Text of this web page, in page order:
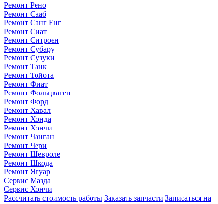
Ремонт Рено
Ремонт Сааб
Ремонт Санг Енг
Ремонт Сиат
Ремонт Ситроен
Ремонт Субару
Ремонт Сузуки
Ремонт Танк
Ремонт Тойота
Ремонт Фиат
Ремонт Фольцваген
Ремонт Форд
Ремонт Хавал
Ремонт Хонда
Ремонт Хончи
Ремонт Чанган
Ремонт Чери
Ремонт Шевроле
Ремонт Шкода
Ремонт Ягуар
Сервис Мазда
Сервис Хончи
Рассчитать стоимость работы Заказать запчасти Записаться на